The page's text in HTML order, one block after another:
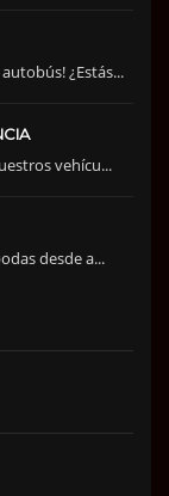
¿Estás...
vehícu...
desde a...